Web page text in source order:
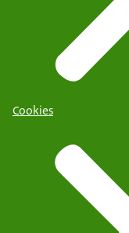
Cookies